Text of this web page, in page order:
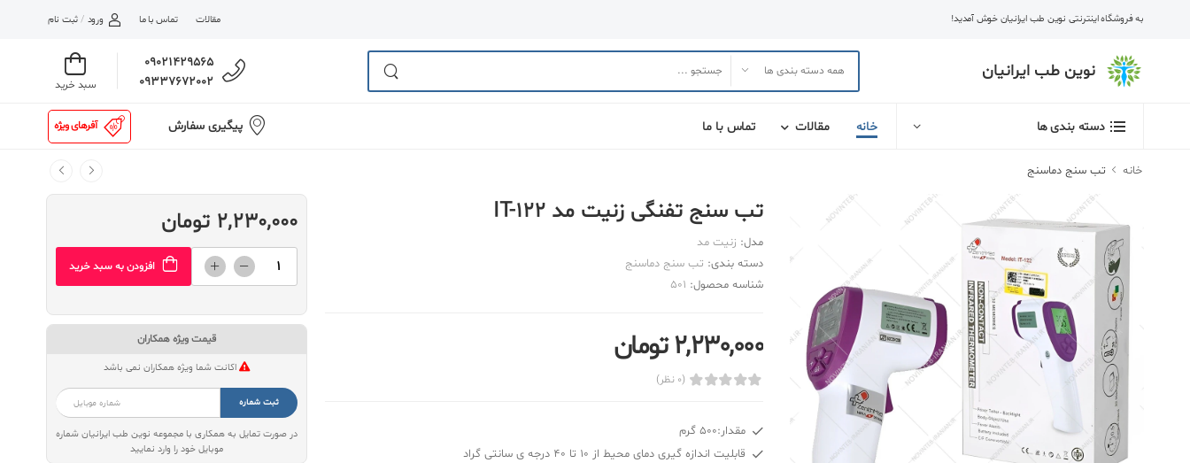
به فروشگاه اینترنتی نوین طب ایرانیان خوش آمدید! مقالات تماس با ما ورود / ثبت نام
نوین طب ایرانیان
09021429565
09337672002
سبد خرید
دسته بندی ها خانه مقالات تماس با ما پیگیری سفارش آفرهای ویژه
خانه تب سنج دماسنج
تب سنج تفنگی زنیت مد IT-122
مدل: زنیت مد
دسته بندی: تب سنج دماسنج
شناسه محصول: 501
2,230,000 تومان
(0 نظر)
مقدار:500 گرم
قابلیت اندازه گیری دمای محیط از 10 تا 40 درجه ی سانتی گراد
2,230,000 تومان
افزودن به سبد خرید
قیمت ویژه همکاران
اکانت شما ویژه همکاران نمی باشد
ثبت شماره
در صورت تمایل به همکاری با مجموعه نوین طب ایرانیان شماره
موبایل خود را وارد نمایید